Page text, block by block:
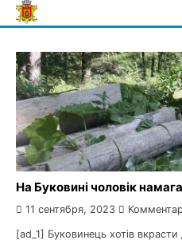
Skip
to
На Буковині чоловік
11 сентября, 2023
[ad_1] Буковинець хотів